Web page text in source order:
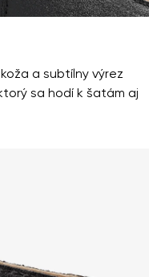
a subtílny výrez
sa hodí k šatám aj
Variant